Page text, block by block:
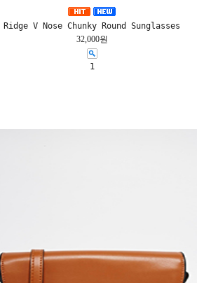
Ridge V Nose Chunky Round Sunglasses
32,000원
1